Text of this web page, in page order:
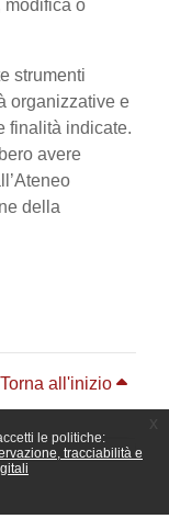
le politiche:
tracciabilità e
modifica o
strumenti
organizzative e
finalità indicate.
avere
della
Torna all'inizio